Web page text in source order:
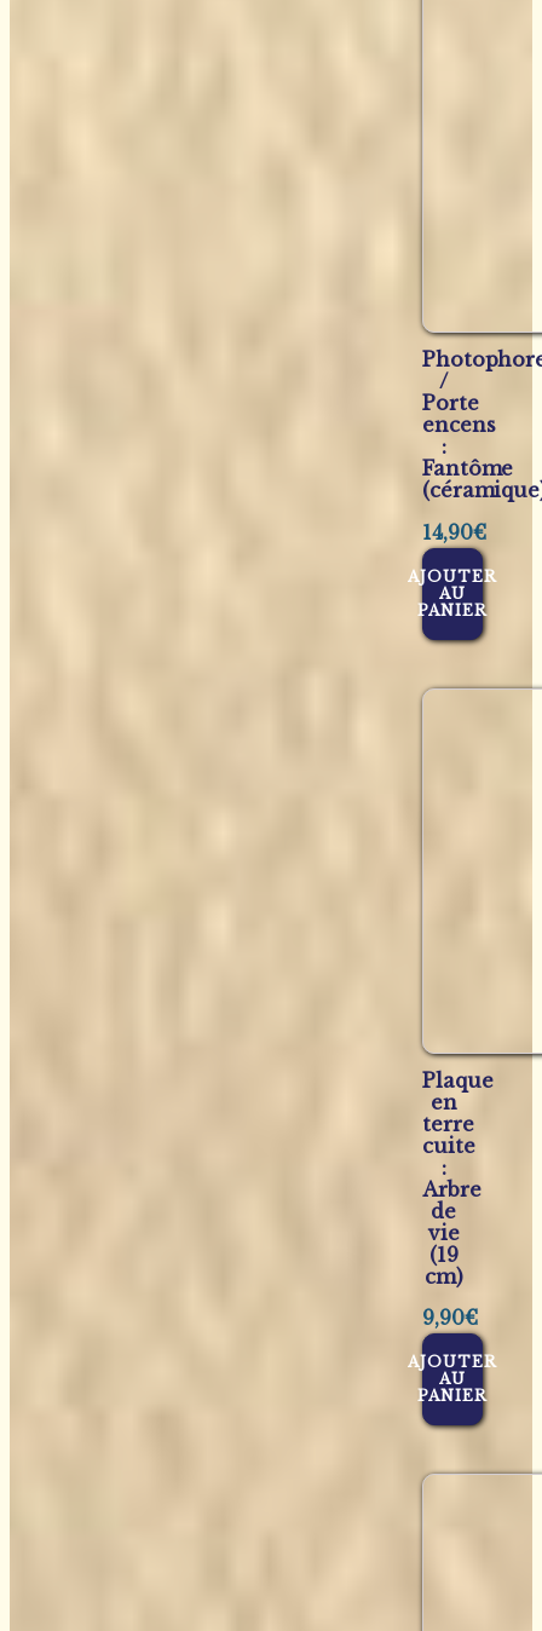
/
Porte
encens
:
Fantôme
14,90€
AJOUTER
AU
PANIER
Plaque
en
terre
cuite
:
Arbre
de
vie
(19
cm)
9,90€
AJOUTER
AU
PANIER